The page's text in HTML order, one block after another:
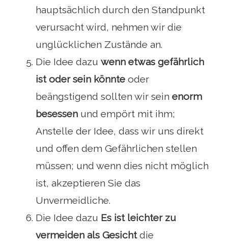
hauptsächlich durch den Standpunkt
verursacht wird, nehmen wir die
unglücklichen Zustände an.
Die Idee dazu wenn etwas gefährlich
ist oder sein könnte oder
beängstigend sollten wir sein enorm
besessen und empört mit ihm;
Anstelle der Idee, dass wir uns direkt
und offen dem Gefährlichen stellen
müssen; und wenn dies nicht möglich
ist, akzeptieren Sie das
Unvermeidliche.
Die Idee dazu Es ist leichter zu
vermeiden als Gesichtdie